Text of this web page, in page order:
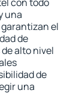
una
el
de
alto nivel
de
una